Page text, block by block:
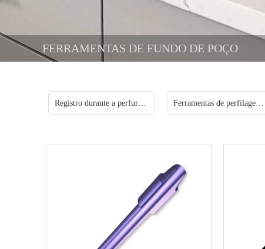
FERRAMENTAS DE FUNDO DE POÇO
Registro durante a perfuração Ferramentas de perfilagem de poços